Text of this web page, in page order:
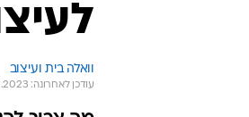
וואלה בית ועיצוב
עודכן לאחרונה: 9.2.2023 / 6:35